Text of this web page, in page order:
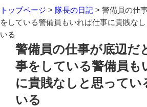
トップページ > 隊長の日記 > 警備員の仕
をしている警備員もいれば仕事に貴賎な
いる
警備員の仕事が底辺だ
事をしている警備員も
に貴賎なしと思ってい
いる